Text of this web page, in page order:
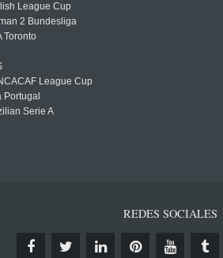
League Cup
2 Bundesliga
Toronto
League Cup
Portugal
Serie A
REDES SOCIALES